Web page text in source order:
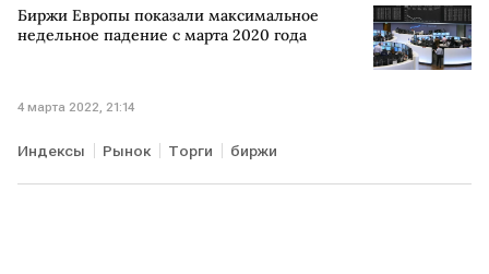
Биржи Европы показали максимальное
недельное падение с марта 2020 года
4 марта 2022, 21:14
Индексы Рынок Торги биржи